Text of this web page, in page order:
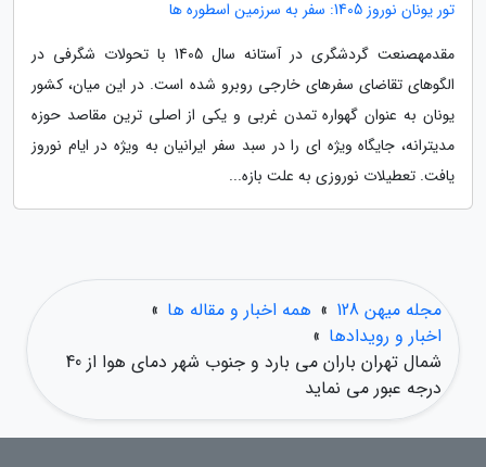
تور یونان نوروز 1405: سفر به سرزمین اسطوره ها
مقدمهصنعت گردشگری در آستانه سال 1405 با تحولات شگرفی در
الگوهای تقاضای سفرهای خارجی روبرو شده است. در این میان، کشور
یونان به عنوان گهواره تمدن غربی و یکی از اصلی ترین مقاصد حوزه
مدیترانه، جایگاه ویژه ای را در سبد سفر ایرانیان به ویژه در ایام نوروز
یافت. تعطیلات نوروزی به علت بازه...
مجله میهن 128 » همه اخبار و مقاله ها »
اخبار و رویدادها »
شمال تهران باران می بارد و جنوب شهر دمای هوا از 40
درجه عبور می نماید